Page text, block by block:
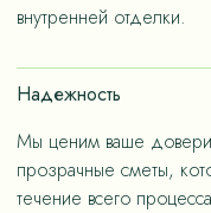
членов семьи.
– не только
счет
«медленную моду».
внутренней отделки.
Надежность
Мы ценим ваше
прозрачные сметы,
течение всего